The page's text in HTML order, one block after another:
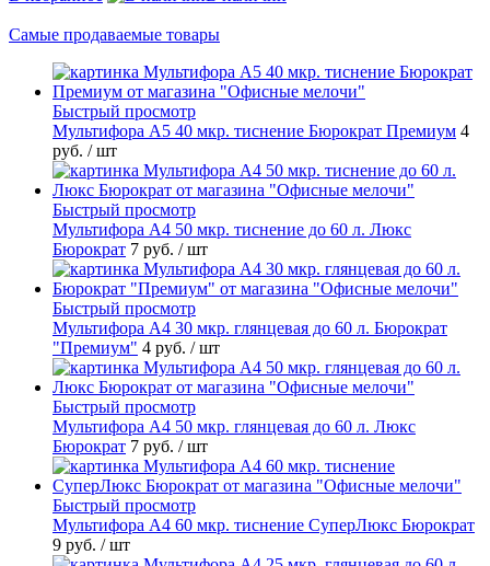
Самые продаваемые товары
Быстрый просмотр
Мультифора А5 40 мкр. тиснение Бюрократ Премиум 4
руб. / шт
Быстрый просмотр
Мультифора А4 50 мкр. тиснение до 60 л. Люкс
Бюрократ 7 руб. / шт
Быстрый просмотр
Мультифора А4 30 мкр. глянцевая до 60 л. Бюрократ
"Премиум" 4 руб. / шт
Быстрый просмотр
Мультифора А4 50 мкр. глянцевая до 60 л. Люкс
Бюрократ 7 руб. / шт
Быстрый просмотр
Мультифора А4 60 мкр. тиснение СуперЛюкс Бюрократ
9 руб. / шт